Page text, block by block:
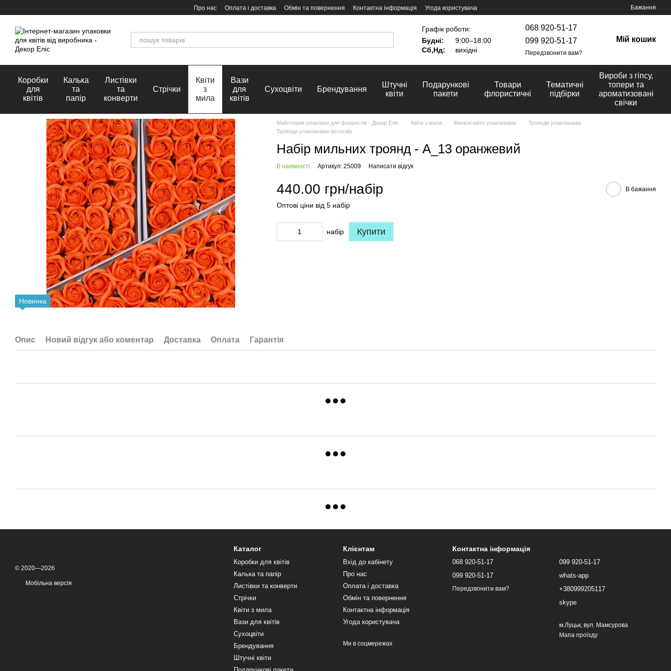
Про нас Оплата і доставка Обмін та повернення Контактна інформація Угода користувача Бажання
Графік роботи:
Будні:
9:00–18:00
Сб,Нд:
вихідні
068 920-51-17
099 920-51-17
Передзвонити вам?
Мій кошик
Коробки
для
квітів
Калька
та
папір
Листівки
та
конверти
Стрічки
Квіти
з
мила
Вази
для
квітів
Сухоцвіти Брендування
Штучні
квіти
Подарункові
пакети
Товари
флористичні
Тематичні
підбірки
Вироби з гіпсу,
топери та
ароматизовані
свічки
Новинка
Майстерня упаковки для флористів - Декор Еліс Квіти з мила Мильні квіти упаковками
Троянди упаковками
Троянди упаковками decoralis
Набір мильних троянд - А_13 оранжевий
В наявності Артикул: 25009 Написати відгук
440.00 грн/набір В бажання
Оптові ціни від 5 набір
набір Купити
Опис Новий відгук або коментар Доставка Оплата Гарантія
© 2020—2026
Мобільна версія
Каталог
Коробки для квітів
Калька та папір
Листівки та конверти
Стрічки
Квіти з мила
Вази для квітів
Сухоцвіти
Брендування
Штучні квіти
Клієнтам
Вхід до кабінету
Про нас
Оплата і доставка
Обмін та повернення
Контактна інформація
Угода користувача
Ми в соцмережах
Контактна інформація
068 920-51-17
099 920-51-17
Передзвонити вам?
099 920-51-17
whats-app
+380999205117
skype
м.Луцьк, вул. Мамсурова
Мапа проїзду